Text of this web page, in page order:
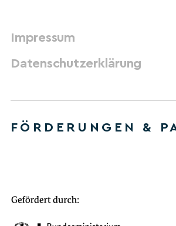
Impressum
Datenschutzerklärung
FÖRDERUNGEN &